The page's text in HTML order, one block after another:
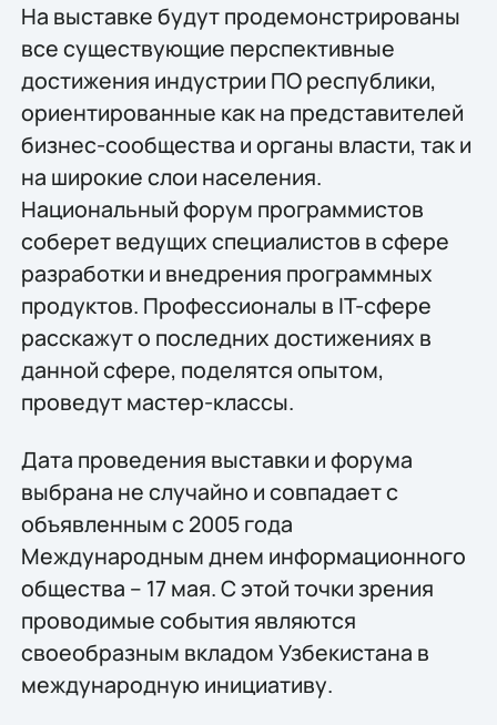
На выставке будут продемонстрированы
все существующие перспективные
достижения индустрии ПО республики,
ориентированные как на представителей
бизнес-сообщества и органы власти, так и
на широкие слои населения.
Национальный форум программистов
соберет ведущих специалистов в сфере
разработки и внедрения программных
продуктов. Профессионалы в IT-сфере
расскажут о последних достижениях в
данной сфере, поделятся опытом,
проведут мастер-классы.
Дата проведения выставки и форума
выбрана не случайно и совпадает с
объявленным с 2005 года
Международным днем информационного
общества – 17 мая. С этой точки зрения
проводимые события являются
своеобразным вкладом Узбекистана в
международную инициативу.